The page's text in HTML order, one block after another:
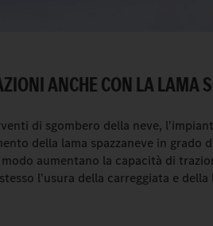
ANCHE CON LA LAMA
di sgombero della neve,
della lama spazzaneve in grado
aumentano la capacità di
l'usura della carreggiata e della